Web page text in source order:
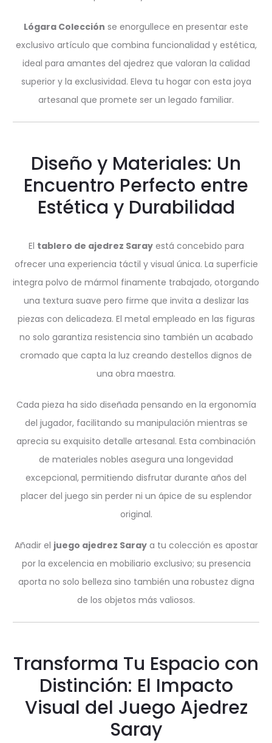
Lógara Colección se enorgullece en presentar este
exclusivo artículo que combina funcionalidad y estética,
ideal para amantes del ajedrez que valoran la calidad
superior y la exclusividad. Eleva tu hogar con esta joya
artesanal que promete ser un legado familiar.
Diseño y Materiales: Un
Encuentro Perfecto entre
Estética y Durabilidad
El tablero de ajedrez Sarayestá concebido para
ofrecer una experiencia táctil y visual única. La superficie
integra polvo de mármol finamente trabajado, otorgando
una textura suave pero firme que invita a deslizar las
piezas con delicadeza. El metal empleado en las figuras
no solo garantiza resistencia sino también un acabado
cromado que capta la luz creando destellos dignos de
una obra maestra.
Cada pieza ha sido diseñada pensando en la ergonomía
del jugador, facilitando su manipulación mientras se
aprecia su exquisito detalle artesanal. Esta combinación
de materiales nobles asegura una longevidad
excepcional, permitiendo disfrutar durante años del
placer del juego sin perder ni un ápice de su esplendor
original.
Añadir el juego ajedrez Saraya tu colección es apostar
por la excelencia en mobiliario exclusivo; su presencia
aporta no solo belleza sino también una robustez digna
de los objetos más valiosos.
Transforma Tu Espacio con
Distinción: El Impacto
Visual del Juego Ajedrez
Saray